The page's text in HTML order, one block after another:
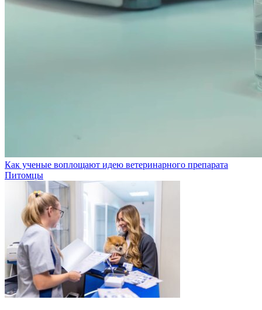
Как ученые воплощают идею ветеринарного препарата
Питомцы